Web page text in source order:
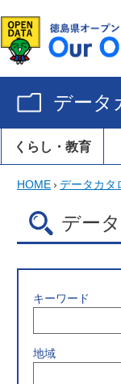
データ
くらし・教育
HOME› データカタ
デー
キーワード
地域